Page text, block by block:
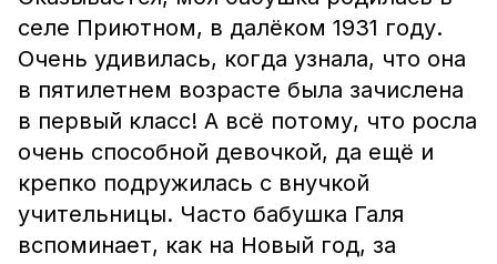
селе Приютном, в далёком 1931 году.
Очень удивилась, когда узнала, что она
в пятилетнем возрасте была зачислена
в первый класс! А всё потому, что росла
очень способной девочкой, да ещё и
крепко подружилась с внучкой
учительницы. Часто бабушка Галя
вспоминает, как на Новый год, за